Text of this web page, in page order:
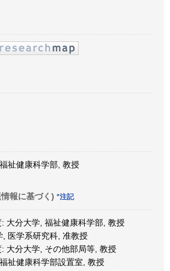
祉健康科学部, 教授
報に基づく) *注記
大分大学, 福祉健康科学部, 教授
医学系研究科, 准教授
大分大学, その他部局等, 教授
祉健康科学部設置室, 教授